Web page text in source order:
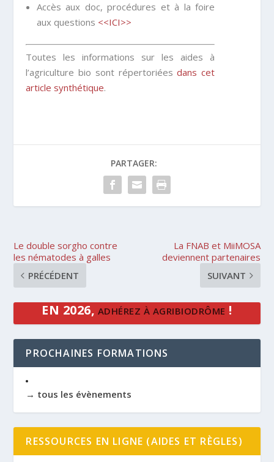
Accès aux doc, procédures et à la foire
aux questions <<ICI>>
Toutes les informations sur les aides à
l’agriculture bio sont répertoriéesdans cet
article synthétique.
PARTAGER:
Le double sorgho contre
les nématodes à galles
PRÉCÉDENT
La FNAB et MiiMOSA
deviennent partenaires
SUIVANT
EN 2026, ADHÉREZ À AGRIBIODRÔME !
PROCHAINES FORMATIONS
→ tous les évènements
RESSOURCES EN LIGNE (AIDES ET RÈGLES)